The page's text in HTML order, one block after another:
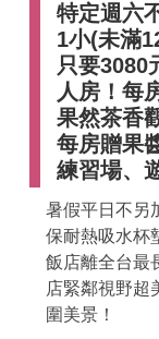
好康優惠
最新消息
最新留言
商家合作
推薦景點
特定週六
1小(未滿
只要3080
人房！每
果然茶香
每房贈果
練習場、
暑假平日不另
保耐熱吸水杯
飯店離全台最
店緊鄰視野超
圍美景！